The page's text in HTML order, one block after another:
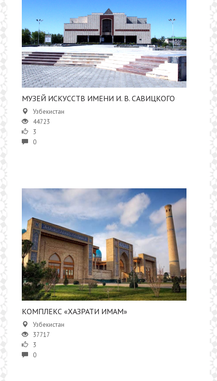
МУЗЕЙ ИСКУССТВ ИМЕНИ И. В. САВИЦКОГО
Узбекистан
44723
3
0
КОМПЛЕКС «ХАЗРАТИ ИМАМ»
Узбекистан
37717
3
0